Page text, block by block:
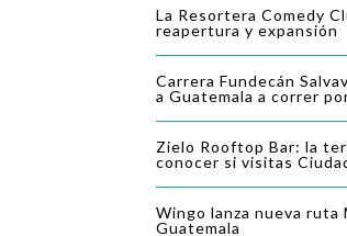
La Resortera Comedy
reapertura y expansión
Carrera Fundecán
a Guatemala a correr
Zielo Rooftop Bar: la
conocer si visitas
Wingo lanza nueva ruta
Guatemala